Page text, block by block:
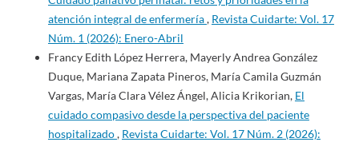
atención integral de enfermería, Revista Cuidarte: Vol. 17
Núm. 1 (2026): Enero-Abril
Francy Edith López Herrera, Mayerly Andrea González
Duque, Mariana Zapata Pineros, María Camila Guzmán
Vargas, María Clara Vélez Ángel, Alicia Krikorian, El
cuidado compasivo desde la perspectiva del paciente
hospitalizado, Revista Cuidarte: Vol. 17 Núm. 2 (2026):